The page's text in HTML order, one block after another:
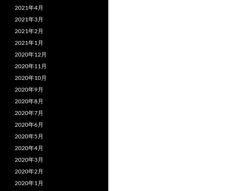
2021年4月
2021年3月
2021年2月
2021年1月
2020年12月
2020年11月
2020年10月
2020年9月
2020年8月
2020年7月
2020年6月
2020年5月
2020年4月
2020年3月
2020年2月
2020年1月